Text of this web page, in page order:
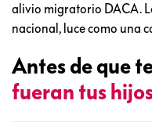
alivio migratorio DACA.
nacional, luce como una
Antes de que
fueran tus